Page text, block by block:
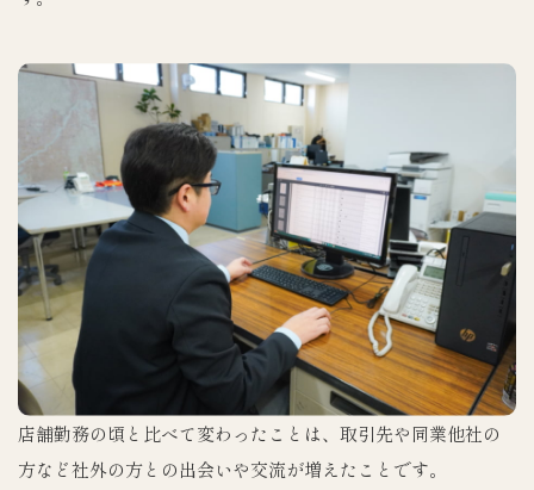
店舗勤務の頃と比べて変わったことは、取引先や同業他社の
方など社外の方との出会いや交流が増えたことです。